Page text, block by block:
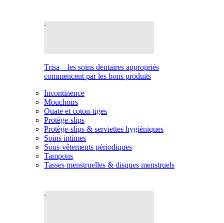
Trisa – les soins dentaires appropriés
commencent par les bons produits
Incontinence
Mouchoirs
Ouate et coton-tiges
Protège-slips
Protège-slips & serviettes hygiéniques
Soins intimes
Sous-vêtements périodiques
Tampons
Tasses menstruelles & disques menstruels